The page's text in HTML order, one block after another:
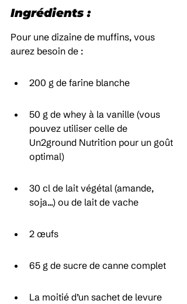
Ingrédients :
Pour une dizaine de muffins, vous
aurez besoin de :
200 g de farine blanche
50 g de whey à la vanille (vous
pouvez utiliser celle de
Un2ground Nutrition pour un goût
optimal)
30 cl de lait végétal (amande,
soja...) ou de lait de vache
2 œufs
65 g de sucre de canne complet
La moitié d’un sachet de levure